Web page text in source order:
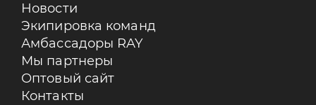
Новости
Экипировка команд
Амбассадоры RAY
Мы партнеры
Оптовый сайт
Контакты